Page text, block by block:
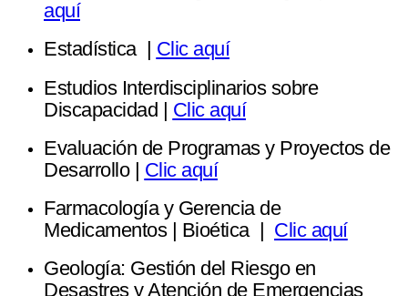
aquí
Estadística | Clic aquí
Estudios Interdisciplinarios sobre
Discapacidad | Clic aquí
Evaluación de Programas y Proyectos de
Desarrollo | Clic aquí
Farmacología y Gerencia de
Medicamentos | Bioética | Clic aquí
Geología: Gestión del Riesgo en
Desastres y Atención de Emergencias